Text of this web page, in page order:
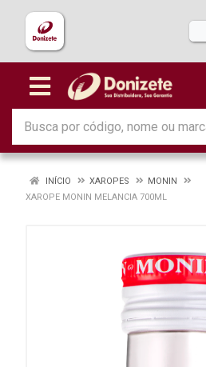
INÍCIO XAROPES
MONIN
XAROPE MONIN MELANCIA 700ML